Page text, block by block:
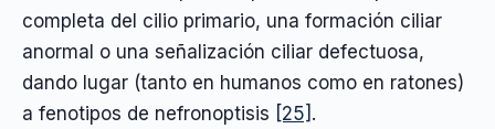
completa del cilio primario, una formación ciliar
anormal o una señalización ciliar defectuosa,
dando lugar (tanto en humanos como en ratones)
a fenotipos de nefronoptisis [25] .